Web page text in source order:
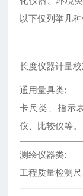
以下仅列举几
长度仪器计量
通用量具类:
卡尺类、指示
仪、比较仪等。
测绘仪器类:
工程质量检测